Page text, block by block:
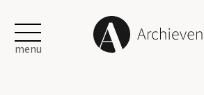
menu